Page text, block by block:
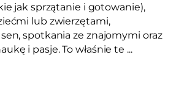
jak sprzątanie i gotowanie),
lub zwierzętami,
spotkania ze znajomymi oraz
i pasje. To właśnie te ...